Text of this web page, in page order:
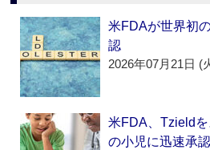
米FDAが世界初
認
2026年07月21日 (
米FDA、Tzield
の小児に迅速承認